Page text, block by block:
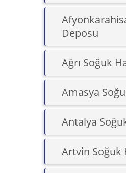
Deposu
Ağrı Soğuk
Amasya
Antalya
Artvin Soğuk